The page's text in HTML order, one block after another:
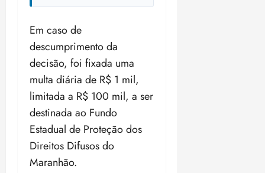
Em caso de
descumprimento da
decisão, foi fixada uma
multa diária de R$ 1 mil,
limitada a R$ 100 mil, a ser
destinada ao Fundo
Estadual de Proteção dos
Direitos Difusos do
Maranhão.